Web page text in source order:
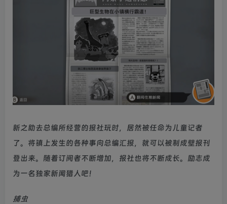
新之助去总编所经营的报社玩时，居然被任命为儿童记者
了。将镇上发生的各种事向总编汇报，就可以被制成壁报刊
登出来。随着订阅者不断增加，报社也将不断成长。励志成
为一名独家新闻猎人吧！
捕虫